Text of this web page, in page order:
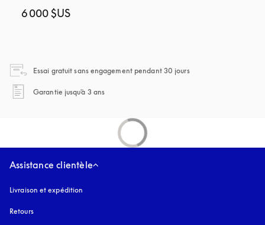
6 000 $US
Essai gratuit sans engagement pendant 30 jours
Garantie jusqu'à 3 ans
Assistance clientèle
Livraison et expédition
Retours